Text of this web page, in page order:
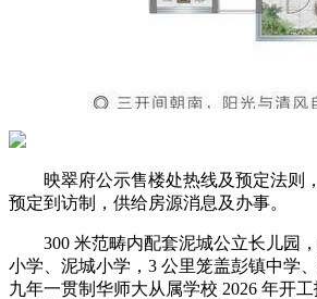
映翠府公示售楼处热线及预定法则，
预定到访制，供给房源消息及办事。
300 米范畴内配套泥城公立长儿园，
小学、泥城小学，3 公里笼盖彭镇中学
九年一贯制华师大从属学校 2026 年开